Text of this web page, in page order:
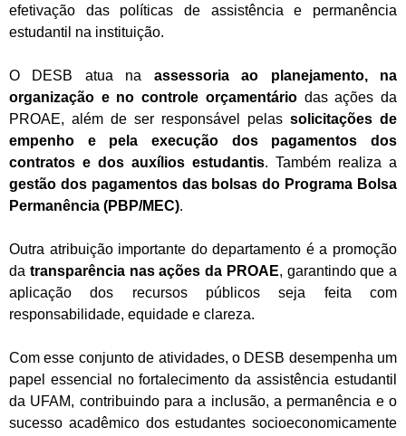
efetivação das políticas de assistência e permanência
estudantil na instituição.
O DESB atua na assessoria ao planejamento, na
organização e no controle orçamentáriodas ações da
PROAE, além de ser responsável pelas solicitações de
empenho e pela execução dos pagamentos dos
contratos e dos auxílios estudantis. Também realiza a
gestão dos pagamentos das bolsas do Programa Bolsa
Permanência (PBP/MEC).
Outra atribuição importante do departamento é a promoção
da transparência nas ações da PROAE, garantindo que a
aplicação dos recursos públicos seja feita com
responsabilidade, equidade e clareza.
Com esse conjunto de atividades, o DESB desempenha um
papel essencial no fortalecimento da assistência estudantil
da UFAM, contribuindo para a inclusão, a permanência e o
sucesso acadêmico dos estudantes socioeconomicamente